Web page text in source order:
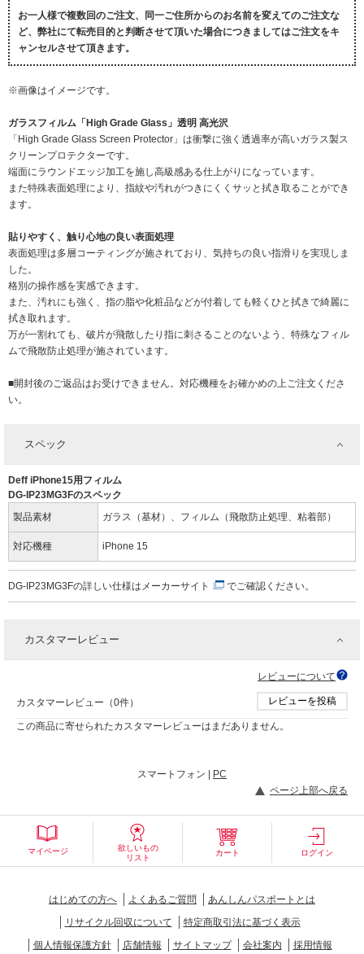
お一人様で複数回のご注文、同一ご住所からのお名前を変えてのご注文な
ど、弊社にて転売目的と判断させて頂いた場合につきましてはご注文をキ
ャンセルさせて頂きます。
※画像はイメージです。
ガラスフィルム「High Grade Glass」透明 高光沢
「High Grade Glass Screen Protector」は衝撃に強く透過率が高いガラス製ス
クリーンプロテクターです。
端面にラウンドエッジ加工を施し高級感ある仕上がりになっています。
また特殊表面処理により、指紋や汚れがつきにくくサッと拭き取ることができ
ます。
貼りやすく、触り心地の良い表面処理
表面処理は多層コーティングが施されており、気持ちの良い指滑りを実現しま
した。
格別の操作感を実感できます。
また、汚れにも強く、指の脂や化粧品などが付着しても軽くひと拭きで綺麗に
拭き取れます。
万が一割れても、破片が飛散したり指に刺さることのないよう、特殊なフィル
ムで飛散防止処理が施されています。
■開封後のご返品はお受けできません。対応機種をお確かめの上ご注文くださ
い。
スペック
Deff iPhone15用フィルム
DG-IP23MG3Fのスペック
製品素材
ガラス（基材）、フィルム（飛散防止処理、粘着部）
対応機種 iPhone 15
DG-IP23MG3Fの詳しい仕様は メーカーサイト でご確認ください。
カスタマーレビュー
レビューについて
カスタマーレビュー（0件） レビューを投稿
この商品に寄せられたカスタマーレビューはまだありません。
スマートフォン |
PC
ページ上部へ戻る
マイページ
欲しいもの
リスト
カート ログイン
はじめての方へ よくあるご質問
あんしんパスポートとは
リサイクル回収について
特定商取引法に基づく表示
個人情報保護方針
店舗情報 サイトマップ 会社案内 採用情報